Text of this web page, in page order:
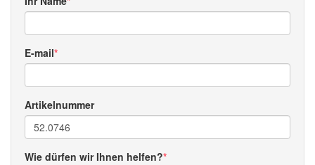
E-mail
Artikelnummer
Wie dürfen wir Ihnen helfen?